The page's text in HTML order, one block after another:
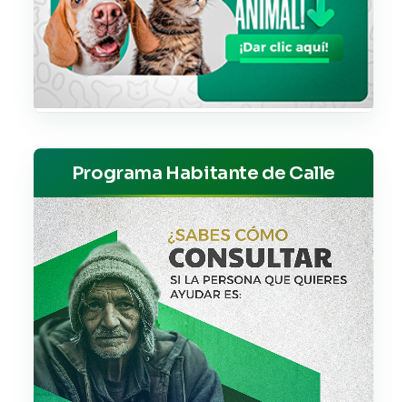
Programa Habitante de Calle